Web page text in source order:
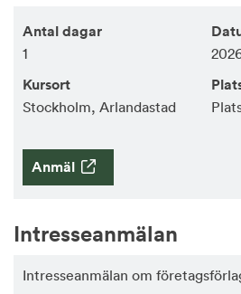
1
Stockholm, Arlandastad
Anmäl
Intresseanmälan
Intresseanmälan om